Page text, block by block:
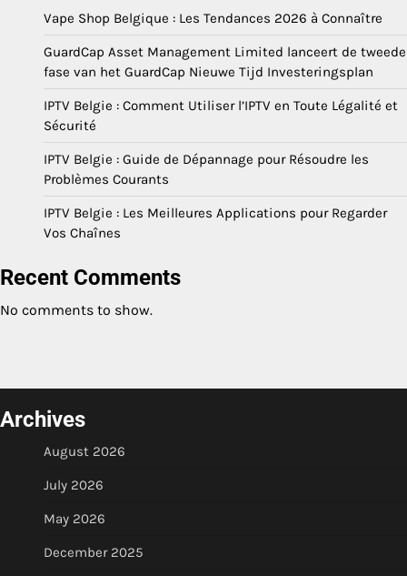
Vape Shop Belgique : Les Tendances 2026 à Connaître
GuardCap Asset Management Limited lanceert de tweede
fase van het GuardCap Nieuwe Tijd Investeringsplan
IPTV Belgie : Comment Utiliser l’IPTV en Toute Légalité et
Sécurité
IPTV Belgie : Guide de Dépannage pour Résoudre les
Problèmes Courants
IPTV Belgie : Les Meilleures Applications pour Regarder
Vos Chaînes
Recent Comments
No comments to show.
Archives
August 2026
July 2026
May 2026
December 2025